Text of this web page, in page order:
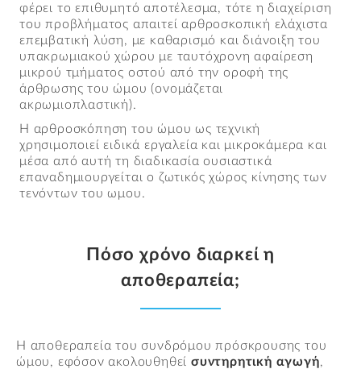
φέρει το επιθυμητό αποτέλεσμα, τότε η διαχείριση
του προβλήματος απαιτεί αρθροσκοπική ελάχιστα
επεμβατική λύση, με καθαρισμό και διάνοιξη του
υπακρωμιακού χώρου με ταυτόχρονη αφαίρεση
μικρού τμήματος οστού από την οροφή της
άρθρωσης του ώμου (ονομάζεται
ακρωμιοπλαστική).
Η αρθροσκόπηση του ώμου ως τεχνική
χρησιμοποιεί ειδικά εργαλεία και μικροκάμερα και
μέσα από αυτή τη διαδικασία ουσιαστικά
επαναδημιουργείται ο ζωτικός χώρος κίνησης των
τενόντων του ωμου.
Πόσο χρόνο διαρκεί η
αποθεραπεία;
Η αποθεραπεία του συνδρόμου πρόσκρουσης του
ώμου, εφόσον ακολουθηθεί συντηρητική αγωγή,